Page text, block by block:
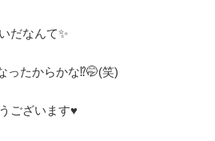
だなんて✨
ったからかな⁉️🤭(笑)
ございます♥️